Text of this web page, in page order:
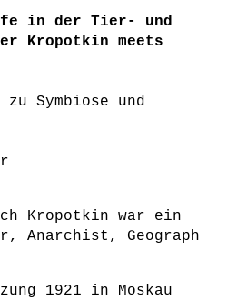
in der Tier- und
Kropotkin meets
zu Symbiose und
Kropotkin war ein
Anarchist, Geograph
1921 in Moskau